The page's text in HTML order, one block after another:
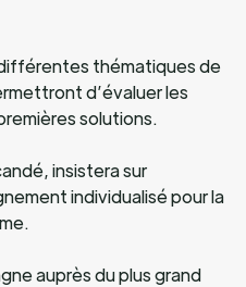
thématiques de
d’évaluer les
solutions.
insistera sur
individualisé pour la
auprès du plus grand